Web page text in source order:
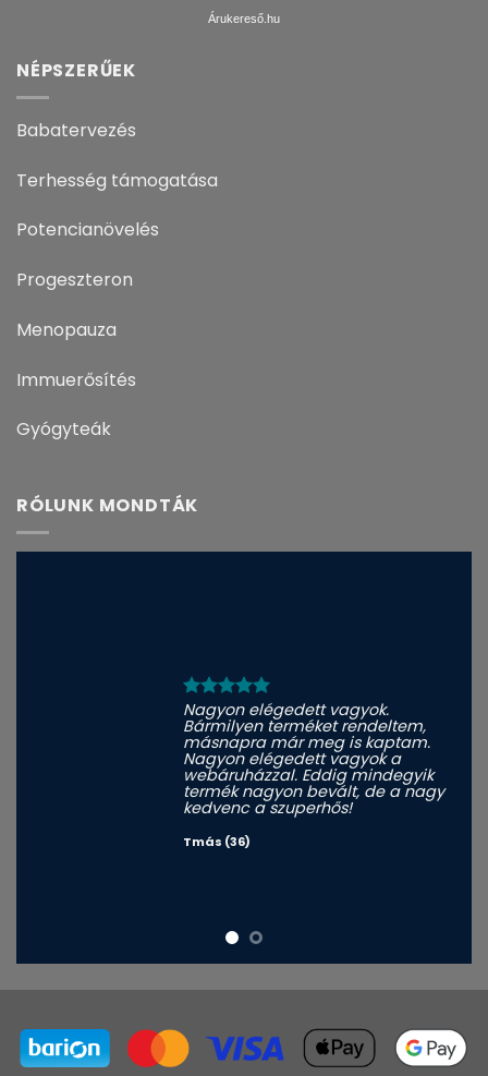
Árukereső.hu
NÉPSZERŰEK
Babatervezés
Terhesség támogatása
Potencianövelés
Progeszteron
Menopauza
Immuerősítés
Gyógyteák
RÓLUNK MONDTÁK
Nagyon elégedett vagyok.
Bármilyen terméket rendeltem,
másnapra már meg is kaptam.
Nagyon elégedett vagyok a
webáruházzal. Eddig mindegyik
termék nagyon bevált, de a nagy
kedvenc a szuperhős!
Tmás (36)